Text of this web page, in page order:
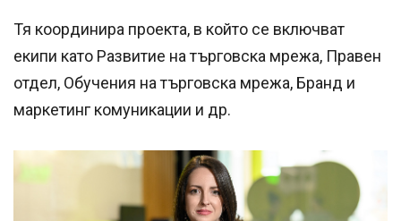
Тя координира проекта, в който се включват
екипи като Развитие на търговска мрежа, Правен
отдел, Обучения на търговска мрежа, Бранд и
маркетинг комуникации и др.